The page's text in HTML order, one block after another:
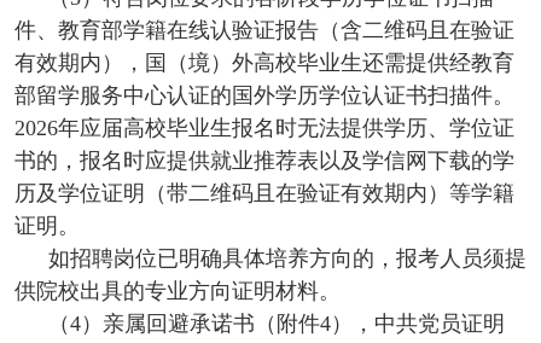
件、教育部学籍在线认验证报告（含二维码且在验证
有效期内），国（境）外高校毕业生还需提供经教育
部留学服务中心认证的国外学历学位认证书扫描件。
2026年应届高校毕业生报名时无法提供学历、学位证
书的，报名时应提供就业推荐表以及学信网下载的学
历及学位证明（带二维码且在验证有效期内）等学籍
证明。
如招聘岗位已明确具体培养方向的，报考人员须提
供院校出具的专业方向证明材料。
（4）亲属回避承诺书（附件4），中共党员证明